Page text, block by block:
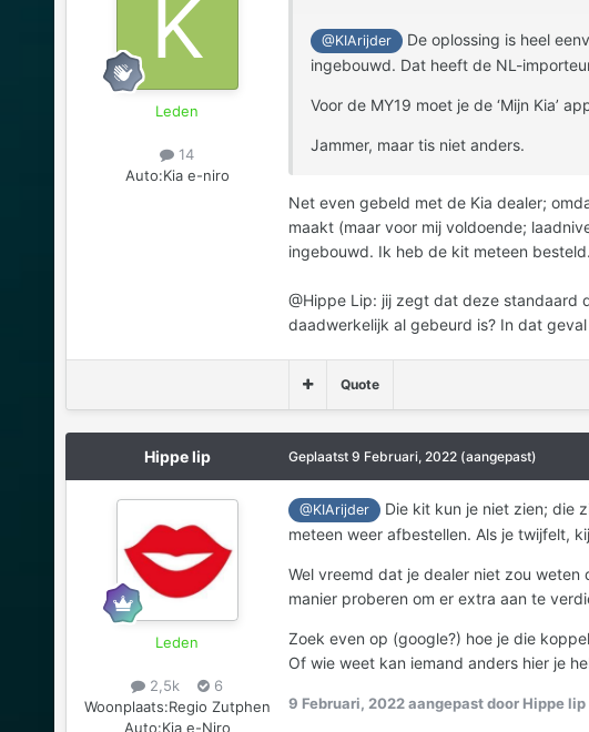
Leden
14
Auto:Kia e-niro
@KIArijder
De oplossing is heel
ingebouwd. Dat heeft de NL-
Voor de MY19 moet je de ‘Mijn Kia’
Jammer, maar tis niet anders.
Net even gebeld met de Kia dealer;
maakt (maar voor mij voldoende;
ingebouwd. Ik heb de kit meteen besteld.
@Hippe Lip: jij zegt dat deze standaard
daadwerkelijk al gebeurd is? In dat
Quote
Hippe lip
Leden
2,5k
6
Woonplaats:Regio Zutphen
Auto:Kia e-Niro
Geplaatst 9 Februari, 2022 (aangepast)
@KIArijder
Die kit kun je niet zien; die
meteen weer afbestellen. Als je twijfelt,
Wel vreemd dat je dealer niet zou
manier proberen om er extra aan te
Zoek even op (google?) hoe je die
Of wie weet kan iemand anders hier je
9 Februari, 2022aangepast door Hippe lip